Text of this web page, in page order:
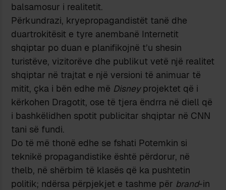
balsamosur i realitetit.
Përkundrazi, kryepropagandistët tanë dhe
duartrokitësit e tyre anembanë Internetit
shqiptar po duan e planifikojnë t’u shesin
turistëve, vizitorëve dhe publikut vetë një realitet
shqiptar në trajtat e një versioni të animuar të
mitit, çka i bën edhe më Disneyprojektet që i
kërkohen Dragotit, ose të tjera ëndrra në diell që
i bashkëlidhen spotit publicitar shqiptar në CNN
tani së fundi.
Do të më thonë edhe se fshati Potemkin si
teknikë propagandistike është përdorur, në
thelb, në shërbim të klasës që ka pushtetin
politik; ndërsa përpjekjet e tashme për brand-in